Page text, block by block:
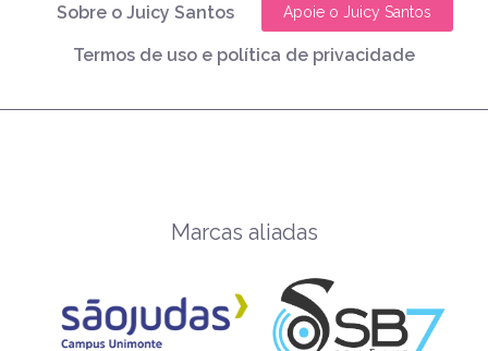
Sobre o Juicy Santos Apoie o Juicy Santos
Termos de uso e política de privacidade
Marcas aliadas